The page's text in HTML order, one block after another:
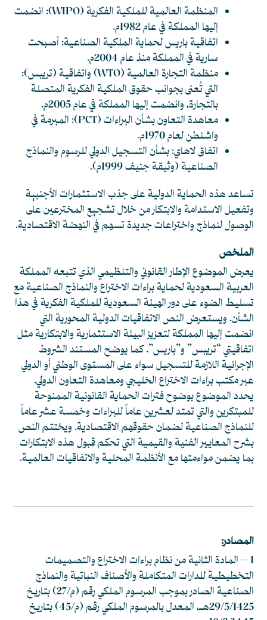
المنظمة العالمية للملكية الفكرية (WIPO): انضمت
إليها المملكة في عام 1982م.
اتفاقية باريس لحماية الملكية الصناعية: أصبحت
سارية في المملكة منذ عام 2004م.
منظمة التجارة العالمية (WTO) واتفاقية (تريبس):
التي تُعنى بجوانب حقوق الملكية الفكرية المتصلة
بالتجارة، وانضمت إليها المملكة في عام 2005م.
معاهدة التعاون بشأن البراءات (PCT): المبرمة في
واشنطن لعام 1970م.
اتفاق لاهاي: بشأن التسجيل الدولي للرسوم والنماذج
الصناعية (وثيقة جنيف 1999م).
تساعد هذه الحماية الدولية على جذب الاستثمارات الأجنبية
وتفعيل الاستدامة والابتكار من خلال تشجيع المخترعين على
الوصول لنماذج واختراعات جديدة تسهم في النهضة الاقتصادية.
الملخص
يعرض الموضوع الإطار القانوني والتنظيمي الذي تتبعه المملكة
العربية السعودية لحماية براءات الاختراع والنماذج الصناعية مع
تسليط الضوء على دور الهيئة السعودية للملكية الفكرية في هذا
الشأن. ويستعرض النص الاتفاقيات الدولية المحورية التي
انضمت إليها المملكة لتعزيز البيئة الاستثمارية والابتكارية مثل
اتفاقيتي “تريبس” و”باريس”. كما يوضح المستند الشروط
الإجرائية اللازمة للتسجيل سواء على المستوى الوطني أو الدولي
عبر مكتب براءات الاختراع الخليجي ومعاهدة التعاون الدولي.
يحدد الموضوع بوضوح فترات الحماية القانونية الممنوحة
للمبتكرين والتي تمتد لعشرين عاماً للبراءات وخمسة عشر عاماً
للنماذج الصناعية لضمان حقوقهم الاقتصادية. ويختتم النص
بشرح المعايير الفنية والقيمية التي تحكم قبول هذه الابتكارات
بما يضمن مواءمتها مع الأنظمة المحلية والاتفاقيات العالمية.
المصادر:
1 – المادة الثانية من نظام براءات الاختراع والتصميمات
التخطيطية للدارات المتكاملة والأصناف النباتية والنماذج
الصناعية الصادر بموجب المرسوم الملكي رقم (م/27) بتاريخ
29/5/1425هـ، المعدل بالمرسوم الملكي رقم (م/45) بتاريخ